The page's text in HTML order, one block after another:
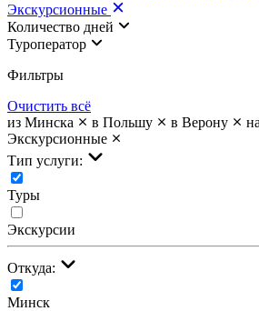
Экскурсионные
Количество дней
Туроператор
Фильтры
Очистить всё
из Минска
в Польшу в Верону
Экскурсионные
Тип услуги:
Туры
Экскурсии
Откуда:
Минск